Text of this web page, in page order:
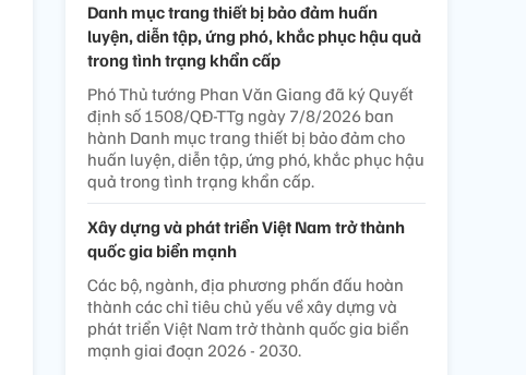
Danh mục trang thiết bị bảo đảm huấn
luyện, diễn tập, ứng phó, khắc phục hậu quả
trong tình trạng khẩn cấp
Phó Thủ tướng Phan Văn Giang đã ký Quyết
định số 1508/QĐ-TTg ngày 7/8/2026 ban
hành Danh mục trang thiết bị bảo đảm cho
huấn luyện, diễn tập, ứng phó, khắc phục hậu
quả trong tình trạng khẩn cấp.
Xây dựng và phát triển Việt Nam trở thành
quốc gia biển mạnh
Các bộ, ngành, địa phương phấn đấu hoàn
thành các chỉ tiêu chủ yếu về xây dựng và
phát triển Việt Nam trở thành quốc gia biển
mạnh giai đoạn 2026 - 2030.